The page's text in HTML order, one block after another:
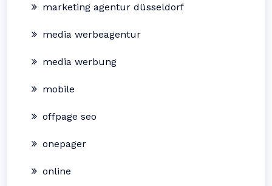
marketing agentur düsseldorf
media werbeagentur
media werbung
mobile
offpage seo
onepager
online